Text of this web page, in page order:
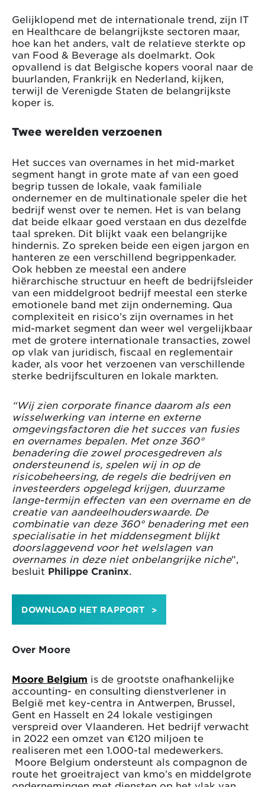
Gelijklopend met de internationale trend, zijn IT
en Healthcare de belangrijkste sectoren maar,
hoe kan het anders, valt de relatieve sterkte op
van Food & Beverage als doelmarkt. Ook
opvallend is dat Belgische kopers vooral naar de
buurlanden, Frankrijk en Nederland, kijken,
terwijl de Verenigde Staten de belangrijkste
koper is.
Twee werelden verzoenen
Het succes van overnames in het mid-market
segment hangt in grote mate af van een goed
begrip tussen de lokale, vaak familiale
ondernemer en de multinationale speler die het
bedrijf wenst over te nemen. Het is van belang
dat beide elkaar goed verstaan en dus dezelfde
taal spreken. Dit blijkt vaak een belangrijke
hindernis. Zo spreken beide een eigen jargon en
hanteren ze een verschillend begrippenkader.
Ook hebben ze meestal een andere
hiërarchische structuur en heeft de bedrijfsleider
van een middelgroot bedrijf meestal een sterke
emotionele band met zijn onderneming. Qua
complexiteit en risico’s zijn overnames in het
mid-market segment dan weer wel vergelijkbaar
met de grotere internationale transacties, zowel
op vlak van juridisch, fiscaal en reglementair
kader, als voor het verzoenen van verschillende
sterke bedrijfsculturen en lokale markten.
“Wij zien corporate finance daarom als een
wisselwerking van interne en externe
omgevingsfactoren die het succes van fusies
en overnames bepalen. Met onze 360°
benadering die zowel procesgedreven als
ondersteunend is, spelen wij in op de
risicobeheersing, de regels die bedrijven en
investeerders opgelegd krijgen, duurzame
lange-termijn effecten van een overname en de
creatie van aandeelhouderswaarde. De
combinatie van deze 360° benadering met een
specialisatie in het middensegment blijkt
doorslaggevend voor het welslagen van
overnames in deze niet onbelangrijke niche”,
besluit Philippe Craninx.
DOWNLOAD HET RAPPORT
Over Moore
Moore Belgium is de grootste onafhankelijke
accounting- en consulting dienstverlener in
België met key-centra in Antwerpen, Brussel,
Gent en Hasselt en 24 lokale vestigingen
verspreid over Vlaanderen. Het bedrijf verwacht
in 2022 een omzet van €120 miljoen te
realiseren met een 1.000-tal medewerkers.
Moore Belgium ondersteunt als compagnon de
route het groeitraject van kmo’s en middelgrote